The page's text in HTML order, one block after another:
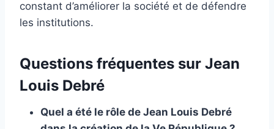
constant d’améliorer la société et de défendre
les institutions.
Questions fréquentes sur Jean
Louis Debré
Quel a été le rôle de Jean Louis Debré